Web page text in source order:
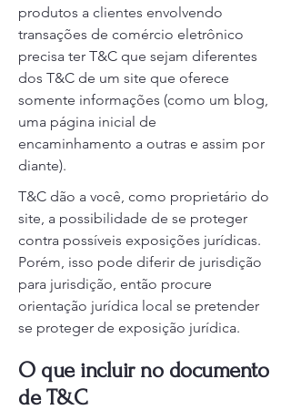
produtos a clientes envolvendo
transações de comércio eletrônico
precisa ter T&C que sejam diferentes
dos T&C de um site que oferece
somente informações (como um blog,
uma página inicial de
encaminhamento a outras e assim por
diante).
T&C dão a você, como proprietário do
site, a possibilidade de se proteger
contra possíveis exposições jurídicas.
Porém, isso pode diferir de jurisdição
para jurisdição, então procure
orientação jurídica local se pretender
se proteger de exposição jurídica.
O que incluir no documento
de T&C